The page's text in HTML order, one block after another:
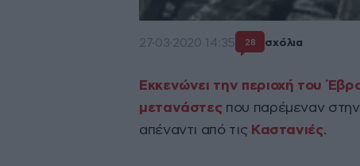
27·03·2020 14:35 28 σχόλια
Εκκενώνει την περιοχή του
μετανάστες που παρέμεναν
απέναντι από τις Καστανιές.